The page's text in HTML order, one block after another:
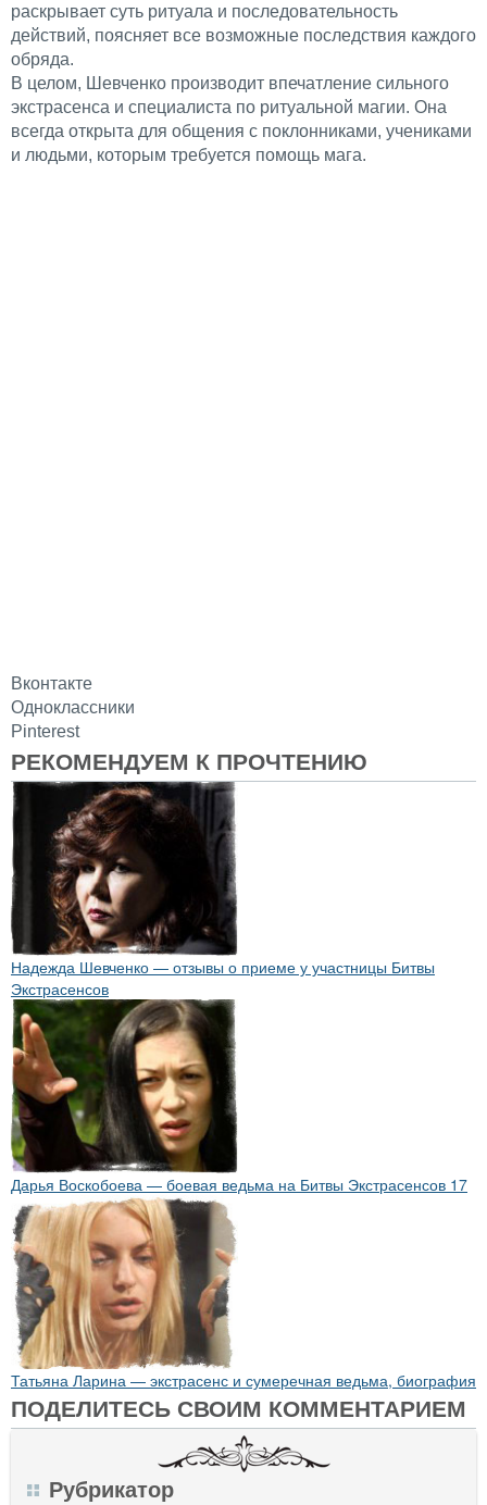
раскрывает суть ритуала и последовательность
действий, поясняет все возможные последствия каждого
обряда.
В целом, Шевченко производит впечатление сильного
экстрасенса и специалиста по ритуальной магии. Она
всегда открыта для общения с поклонниками, учениками
и людьми, которым требуется помощь мага.
Вконтакте
Одноклассники
Pinterest
РЕКОМЕНДУЕМ К ПРОЧТЕНИЮ
Надежда Шевченко — отзывы о приеме у участницы Битвы
Экстрасенсов
Дарья Воскобоева — боевая ведьма на Битвы Экстрасенсов 17
Татьяна Ларина — экстрасенс и сумеречная ведьма, биография
ПОДЕЛИТЕСЬ СВОИМ КОММЕНТАРИЕМ
Рубрикатор